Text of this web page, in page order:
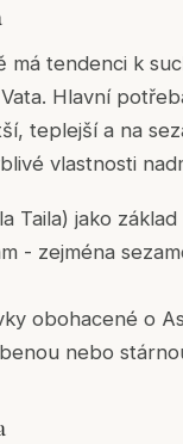
má tendenci k
Hlavní
teplejší a na
vlastnosti
Taila) jako
- zejména
obohacené o
nebo